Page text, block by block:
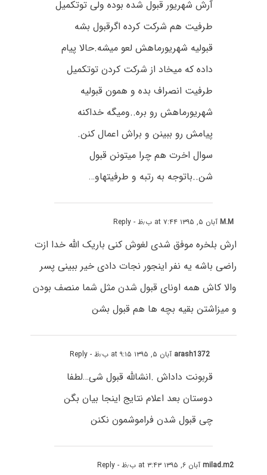
آرش شهریور قبول شده بوده ولی توتکمیل
طرفیت هم شرکت کرده اگرقبول بشه
قبولیه شهریورماهش لعو میشه.حالا پیام
داده که میخاد از شرکت کردن توتکمیل
طرفیت انصراف بده و همون قبولیه
شهریورماهش رو بره..ومیگه خداکنه
پیامش رو ببینن و براش اعمال کنن.
سوال اخرت هم چرا میتونن قبول
شن..باتوجه به رتبه و طرفیتهاو…
M.Mآبان ۵, ۱۳۹۵ at ۷:۴۴ ب٫ظ - Reply
ارش بلخره موفق شدی لغوش کنی باریک الله خدا ازت
راضی باشه یه نفر اینجور نجات دادی خیر ببینی پسر
والا کاش همه اونای قبول شدن مثل شما منصف بودن
و میزاشتن بقیه بچه ها هم قبول بشن
arash1372 آبان ۵, ۱۳۹۵ at ۹:۱۵ ب٫ظ - Reply
قربونت داداش .انشالله قبول شی…لطفا
دوستان بعد اعلام نتایج اینجا بیان بگن
چی قبول شدن فراموشمون نکنن
milad.m2آبان ۶, ۱۳۹۵ at ۳:۴۳ ب٫ظ - Reply